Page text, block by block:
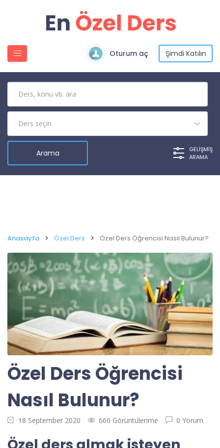
Oturum aç Şimdi Katılın
GELIŞMIŞ
ARAMA
Anasayfa Özel Ders Özel Ders Öğrencisi Nasıl Bulunur?
Özel Ders Öğrencisi
Nasıl Bulunur?
18 September 2020 660 Görüntülenme 0 Yorum